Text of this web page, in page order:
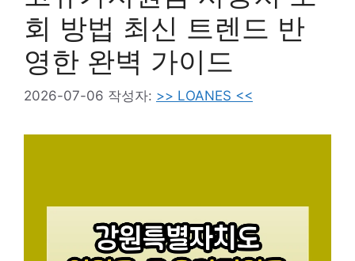
회 방법 최신 트렌드 반
영한 완벽 가이드
2026-07-06 작성자: >> LOANES <<